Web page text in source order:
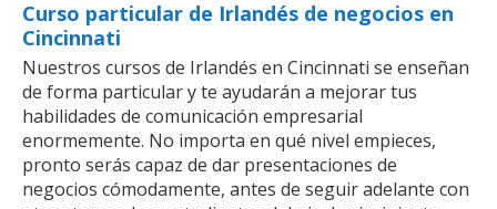
Curso particular de Irlandés de negocios en
Cincinnati
Nuestros cursos de Irlandés en Cincinnati se enseñan
de forma particular y te ayudarán a mejorar tus
habilidades de comunicación empresarial
enormemente. No importa en qué nivel empieces,
pronto serás capaz de dar presentaciones de
negocios cómodamente, antes de seguir adelante con